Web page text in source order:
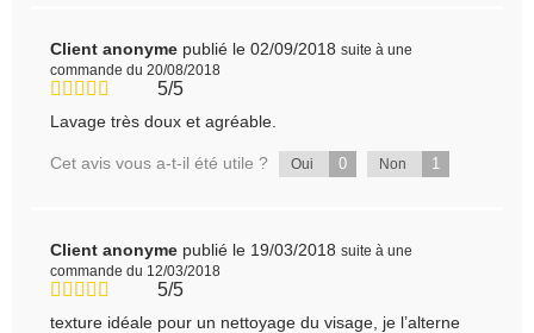
Client anonyme publié le 02/09/2018 suite à une
commande du 20/08/2018
5/5
Lavage très doux et agréable.
Cet avis vous a-t-il été utile ? Oui 0 Non 1
Client anonyme publié le 19/03/2018 suite à une
commande du 12/03/2018
5/5
texture idéale pour un nettoyage du visage, je l’alterne